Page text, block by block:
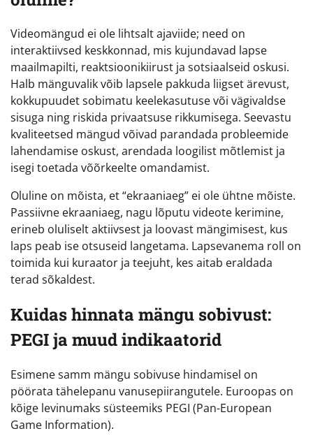
Videomängud ei ole lihtsalt ajaviide; need on
interaktiivsed keskkonnad, mis kujundavad lapse
maailmapilti, reaktsioonikiirust ja sotsiaalseid oskusi.
Halb mänguvalik võib lapsele pakkuda liigset ärevust,
kokkupuudet sobimatu keelekasutuse või vägivaldse
sisuga ning riskida privaatsuse rikkumisega. Seevastu
kvaliteetsed mängud võivad parandada probleemide
lahendamise oskust, arendada loogilist mõtlemist ja
isegi toetada võõrkeelte omandamist.
Oluline on mõista, et “ekraaniaeg” ei ole ühtne mõiste.
Passiivne ekraaniaeg, nagu lõputu videote kerimine,
erineb oluliselt aktiivsest ja loovast mängimisest, kus
laps peab ise otsuseid langetama. Lapsevanema roll on
toimida kui kuraator ja teejuht, kes aitab eraldada
terad sõkaldest.
Kuidas hinnata mängu sobivust:
PEGI ja muud indikaatorid
Esimene samm mängu sobivuse hindamisel on
pöörata tähelepanu vanusepiirangutele. Euroopas on
kõige levinumaks süsteemiks PEGI (Pan-European
Game Information).